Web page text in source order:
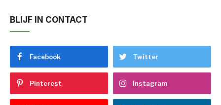
BLIJF IN CONTACT
Facebook Twitter
Pinterest Instagram